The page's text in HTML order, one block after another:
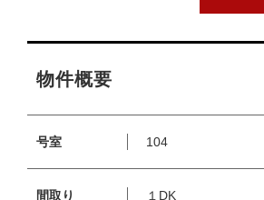
物件概要
号室 104
間取り １DK